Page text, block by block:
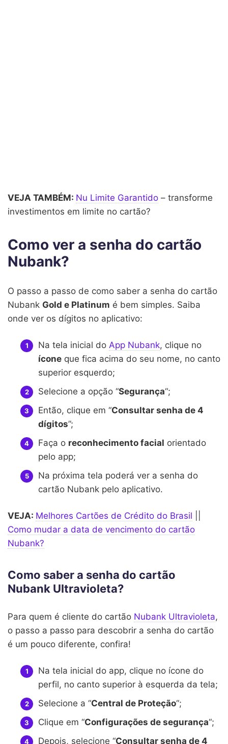
VEJA TAMBÉM: Nu Limite Garantido – transforme
investimentos em limite no cartão?
Como ver a senha do cartão
Nubank?
O passo a passo de como saber a senha do cartão
Nubank Gold e Platinum é bem simples. Saiba
onde ver os dígitos no aplicativo:
Na tela inicial do App Nubank, clique no
ícone que fica acima do seu nome, no canto
superior esquerdo;
Selecione a opção “Segurança“;
Então, clique em “Consultar senha de 4
dígitos”;
Faça o reconhecimento facial orientado
pelo app;
Na próxima tela poderá ver a senha do
cartão Nubank pelo aplicativo.
VEJA: Melhores Cartões de Crédito do Brasil
Como mudar a data de vencimento do cartão
Nubank?
Como saber a senha do cartão
Nubank Ultravioleta?
Para quem é cliente do cartão Nubank Ultravioleta,
o passo a passo para descobrir a senha do cartão
é um pouco diferente, confira!
Na tela inicial do app, clique no ícone do
perfil, no canto superior à esquerda da tela;
Selecione a “Central de Proteção“;
Clique em “Configurações de segurança“;
Depois, selecione “Consultar senha de 4